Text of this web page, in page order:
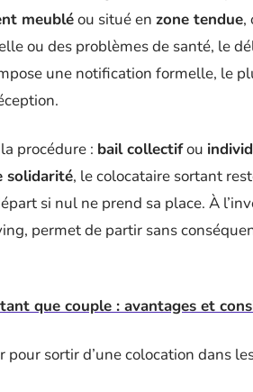
meubléou situé en zone tendue,
ou des problèmes de santé, le
une notification formelle, le
procédure : bail collectifou
solidarité, le colocataire sortant
si nul ne prend sa place. À
permet de partir sans
que couple : avantages et
sortir d’une colocation dans